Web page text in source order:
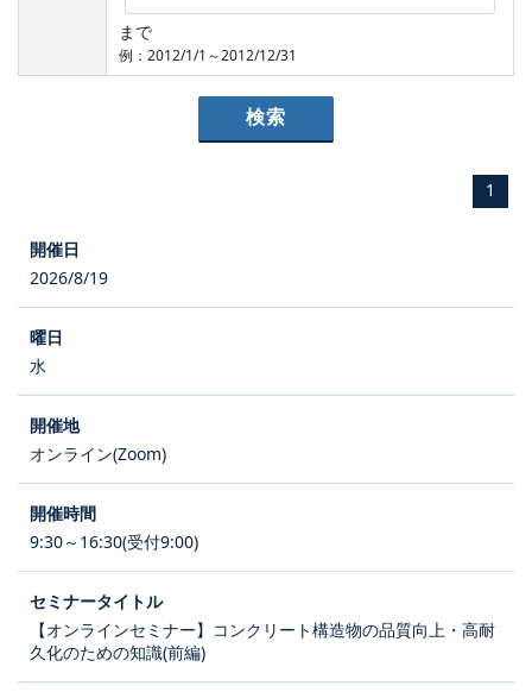
まで
例：2012/1/1～2012/12/31
1
2026/8/19
水
オンライン(Zoom)
9:30～16:30(受付9:00)
【オンラインセミナー】コンクリート構造物の品質向上・高耐
久化のための知識(前編)